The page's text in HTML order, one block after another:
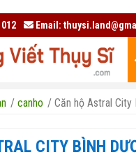
Email:
/ canho / Căn hộ Astral City
CITY BÌNH